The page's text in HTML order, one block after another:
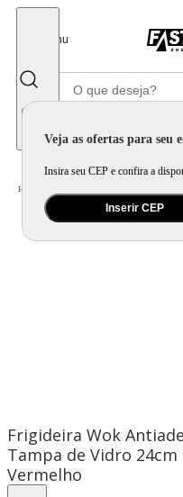
Menu
Veja as ofertas para seu
Insira seu CEP e confira a
Inserir CEP
Home
Frigideira Wok
Tampa de Vidro
Vermelho